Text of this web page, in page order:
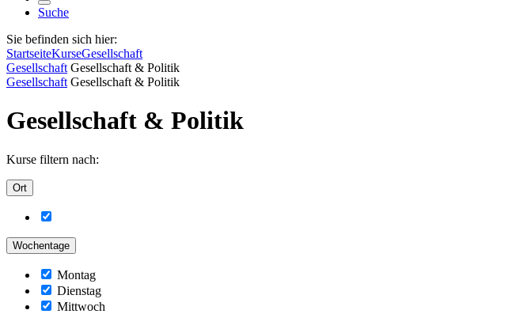
Suche
Sie befinden sich hier:
StartseiteKurseGesellschaft
Gesellschaft Gesellschaft & Politik
Gesellschaft Gesellschaft & Politik
Gesellschaft & Politik
Kurse filtern nach:
Ort
Wochentage
Montag
Dienstag
Mittwoch